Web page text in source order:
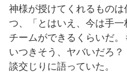
神様が授けてくれるもの
つ、「とはいえ、今は手一
チームができるくらいだ
いつきそう、ヤバいだろ
談交じりに語っていた。